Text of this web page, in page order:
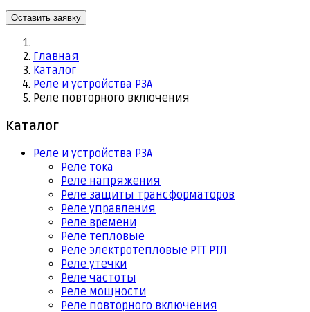
Оставить заявку
Главная
Каталог
Реле и устройства РЗА
Реле повторного включения
Каталог
Реле и устройства РЗА
Реле тока
Реле напряжения
Реле защиты трансформаторов
Реле управления
Реле времени
Реле тепловые
Реле электротепловые РТТ РТЛ
Реле утечки
Реле частоты
Реле мощности
Реле повторного включения